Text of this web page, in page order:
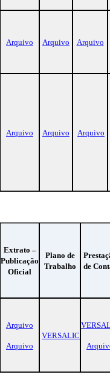
Arquivo Arquivo Arquivo
Arquivo Arquivo Arquivo
Extrato –
Publicação
Oficial
Plano de
Trabalho
de
Arquivo
Arquivo
VERSALIC